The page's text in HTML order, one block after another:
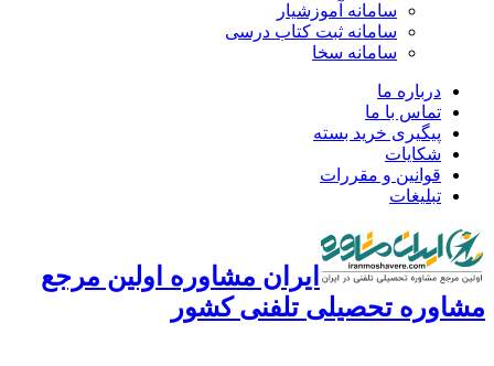
سامانه آموزشیار
سامانه ثبت کتاب درسی
سامانه سخا
درباره ما
تماس با ما
پیگیری خرید بسته
شکایات
قوانین و مقررات
تبلیغات
ایران مشاوره اولین مرجع
تحصیلی تلفنی کشور